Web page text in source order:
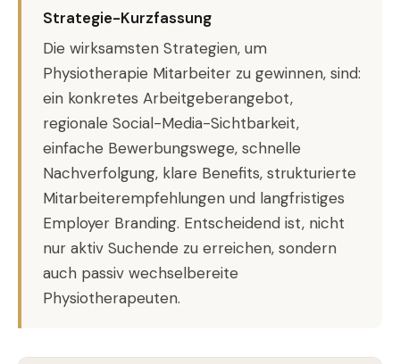
Strategie-Kurzfassung
Die wirksamsten Strategien, um
Physiotherapie Mitarbeiter zu gewinnen, sind:
ein konkretes Arbeitgeberangebot,
regionale Social-Media-Sichtbarkeit,
einfache Bewerbungswege, schnelle
Nachverfolgung, klare Benefits, strukturierte
Mitarbeiterempfehlungen und langfristiges
Employer Branding. Entscheidend ist, nicht
nur aktiv Suchende zu erreichen, sondern
auch passiv wechselbereite
Physiotherapeuten.